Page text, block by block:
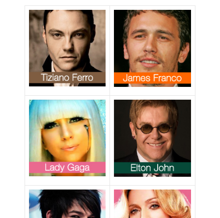
commento
omofobo su
Twitter